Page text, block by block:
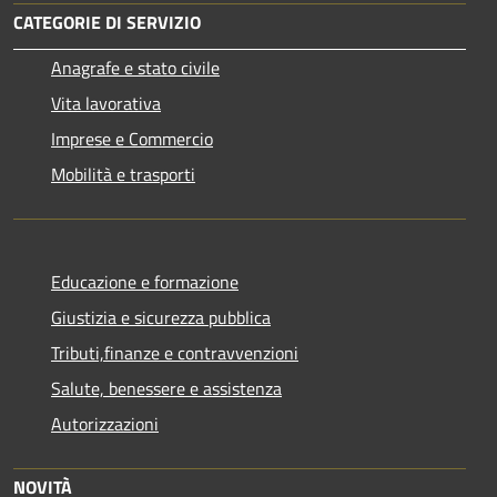
CATEGORIE DI SERVIZIO
Anagrafe e stato civile
Vita lavorativa
Imprese e Commercio
Mobilità e trasporti
Educazione e formazione
Giustizia e sicurezza pubblica
Tributi,finanze e contravvenzioni
Salute, benessere e assistenza
Autorizzazioni
NOVITÀ